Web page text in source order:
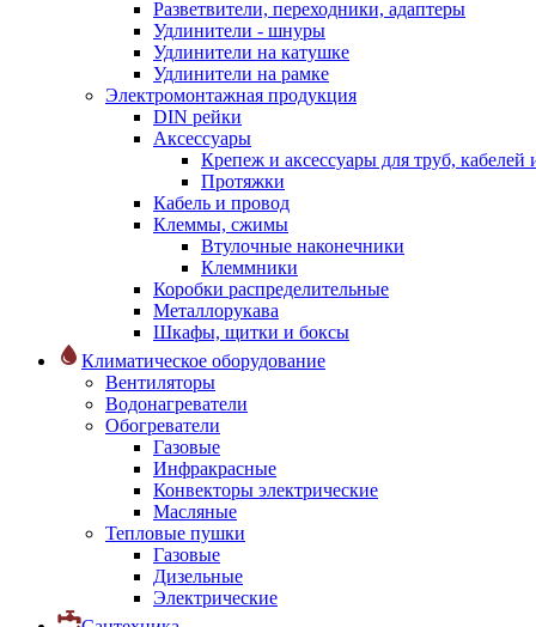
Разветвители, переходники, адаптеры
Удлинители - шнуры
Удлинители на катушке
Удлинители на рамке
Электромонтажная продукция
DIN рейки
Аксессуары
Крепеж и аксессуары для труб, кабелей
Протяжки
Кабель и провод
Клеммы, сжимы
Втулочные наконечники
Клеммники
Коробки распределительные
Металлорукава
Шкафы, щитки и боксы
Климатическое оборудование
Вентиляторы
Водонагреватели
Обогреватели
Газовые
Инфракрасные
Конвекторы электрические
Масляные
Тепловые пушки
Газовые
Дизельные
Электрические